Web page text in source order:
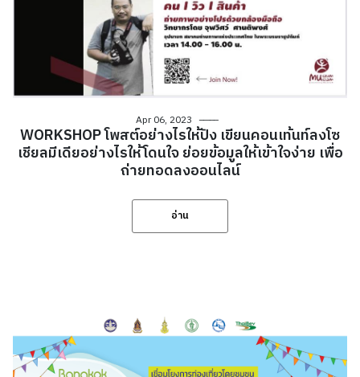
Apr 06, 2023
WORKSHOP โพสต์อย่างไรให้ปัง เขียนคอนเท้นท์ลงโซ
เชียลมีเดียอย่างไรให้โดนใจ ย่อยข้อมูลให้เข้าใจง่าย เพื่อ
ถ่ายทอดลงออนไลน์
อ่าน